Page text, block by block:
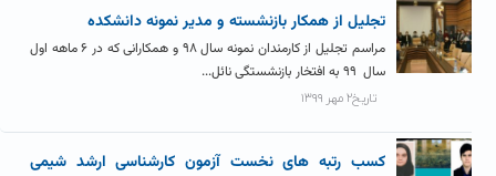
تجلیل از همکار بازنشسته و مدیر نمونه دانشکده
مراسم تجلیل از کارمندان نمونه سال ۹۸ و همکارانی که در ۶ ماهه اول
سال ۹۹ به افتخار بازنشستگی نائل...
تاریخ۲ مهر ۱۳۹۹
کسب رتبه های نخست آزمون کارشناسی ارشد شیمی